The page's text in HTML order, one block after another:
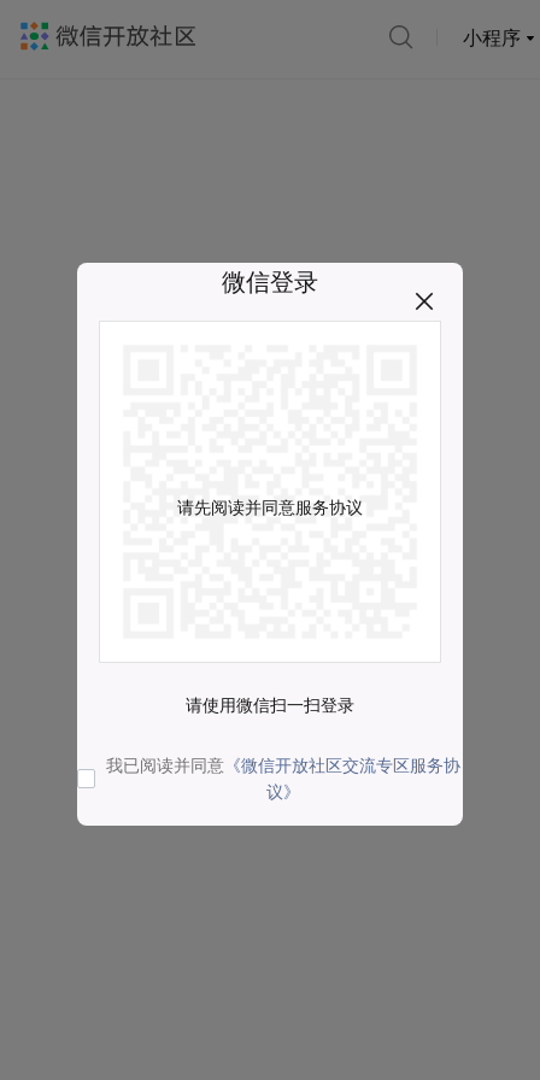
小程序
微信登录
请先阅读并同意服务协议
请使用微信扫一扫登录
我已阅读并同意 《微信开放社区交流专区服务协
议》